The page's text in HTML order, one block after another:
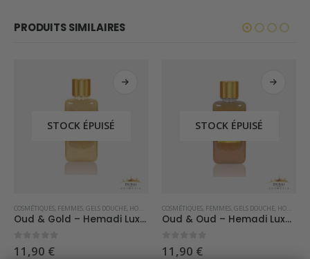
PRODUITS SIMILAIRES
STOCK ÉPUISÉ
COSMÉTIQUES FEMMES GELS DOUCHE HOMMES
Oud & Gold – Hemadi Luxury Oud
0 sur 5
11,90 €
STOCK ÉPUISÉ
COSMÉTIQUES FEMMES GELS DOUCHE HOMMES
Oud & Oud – Hemadi Luxury Oud
0 sur 5
11,90 €